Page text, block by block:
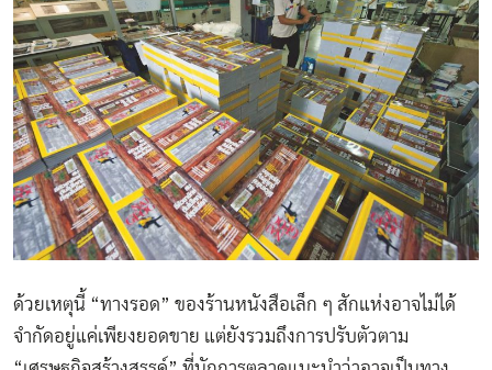
ด้วยเหตุนี้ “ทางรอด” ของร้านหนังสือเล็ก ๆ สักแห่งอาจไม่ได้
จำกัดอยู่แค่เพียงยอดขาย แต่ยังรวมถึงการปรับตัวตาม